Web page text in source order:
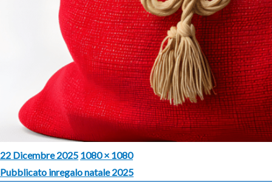
Pubblicato
il
22 Dicembre 2025 Dimensione
reale
1080 × 1080
Navigazione
Pubblicato inregalo natale 2025